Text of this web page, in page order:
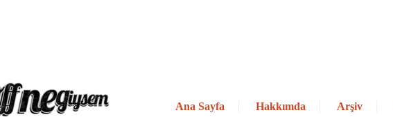
Ana Sayfa Hakkımda Arşiv